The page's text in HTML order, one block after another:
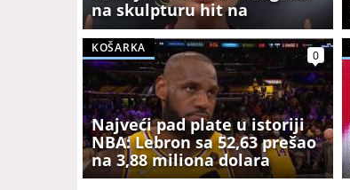
na skulpturu hit na
internetu (VIDEO)
Najveći pad plate u istoriji
NBA: Lebron sa 52,63 prešao
na 3,88 miliona dolara
KOŠARKA
0